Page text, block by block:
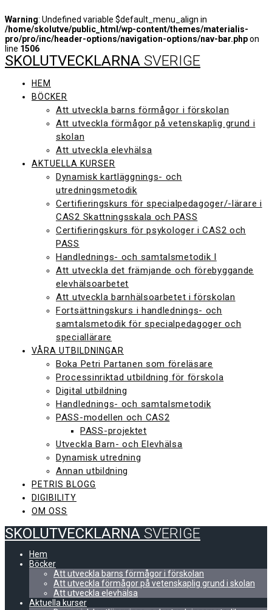
Warning: Undefined variable $default_menu_align in
/home/skolutve/public_html/wp-content/themes/materialis-
pro/pro/inc/header-options/navigation-options/nav-bar.phpon
line 1506
Hoppa
till
SKOLUTVECKLARNA SVERIGE
HEM
BÖCKER
Att utveckla barns förmågor i förskolan
Att utveckla förmågor på vetenskaplig grund i
skolan
Att utveckla elevhälsa
AKTUELLA KURSER
Dynamisk kartläggnings- och
utredningsmetodik
Certifieringskurs för specialpedagoger/-lärare i
CAS2 Skattningsskala och PASS
Certifieringskurs för psykologer i CAS2 och
PASS
Handlednings- och samtalsmetodik I
Att utveckla det främjande och förebyggande
elevhälsoarbetet
Att utveckla barnhälsoarbetet i förskolan
Fortsättningskurs i handlednings- och
samtalsmetodik för specialpedagoger och
speciallärare
VÅRA UTBILDNINGAR
Boka Petri Partanen som föreläsare
Processinriktad utbildning för förskola
Digital utbildning
Handlednings- och samtalsmetodik
PASS-modellen och CAS2
PASS-projektet
Utveckla Barn- och Elevhälsa
Dynamisk utredning
Annan utbildning
PETRIS BLOGG
DIGIBILITY
OM OSS
SKOLUTVECKLARNA SVERIGE
Hem
Böcker
Att utveckla barns förmågor i förskolan
Att utveckla förmågor på vetenskaplig grund i skolan
Att utveckla elevhälsa
Aktuella kurser